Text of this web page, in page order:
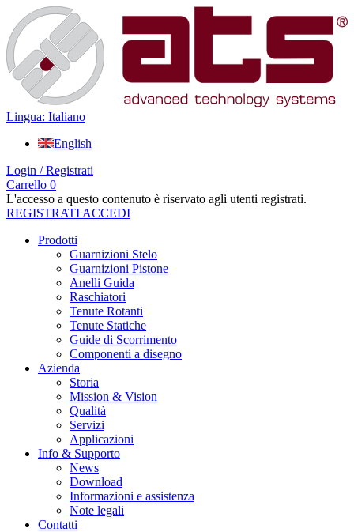
Lingua: Italiano
English
Login / Registrati
Carrello 0
L'accesso a questo contenuto è riservato agli utenti registrati.
REGISTRATI ACCEDI
Prodotti
Guarnizioni Stelo
Guarnizioni Pistone
Anelli Guida
Raschiatori
Tenute Rotanti
Tenute Statiche
Guide di Scorrimento
Componenti a disegno
Azienda
Storia
Mission & Vision
Qualità
Servizi
Applicazioni
Info & Supporto
News
Download
Informazioni e assistenza
Note legali
Contatti